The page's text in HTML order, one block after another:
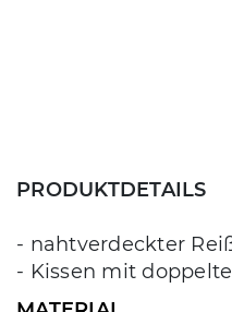
PRODUKTDETAILS
- nahtverdeckter
- Kissen mit